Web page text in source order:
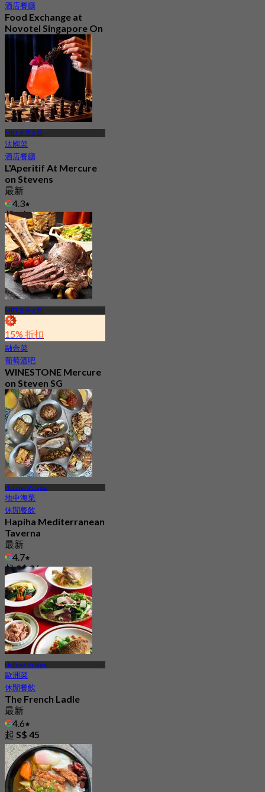
酒店餐廳
Food Exchange at
Novotel Singapore On
Stevens
207 已預訂
S$ 27.5
MRT 史蒂文斯
法國菜
酒店餐廳
L'Aperitif At Mercure
on Stevens
最新
4.3
起S$ 25
MRT 史蒂文斯
15% 折扣
融合菜
葡萄酒吧
WINESTONE Mercure
on Steven SG
最新
4.2
起S$ 32
Holland Village
地中海菜
休閒餐飲
Hapiha Mediterranean
Taverna
最新
4.7
起S$ 36
Holland Village
歐洲菜
休閒餐飲
The French Ladle
最新
4.6
起 S$ 45